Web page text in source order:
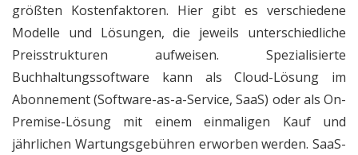
größten Kostenfaktoren. Hier gibt es verschiedene
Modelle und Lösungen, die jeweils unterschiedliche
Preisstrukturen aufweisen. Spezialisierte
Buchhaltungssoftware kann als Cloud-Lösung im
Abonnement (Software-as-a-Service, SaaS) oder als On-
Premise-Lösung mit einem einmaligen Kauf und
jährlichen Wartungsgebühren erworben werden. SaaS-